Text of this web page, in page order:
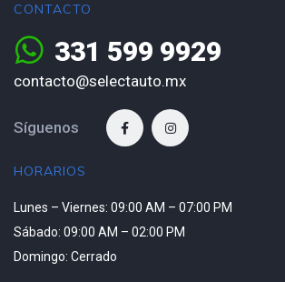
HORARIOS
Lunes – Viernes: 09:00 AM – 07:00 PM
Sábado: 09:00 AM – 02:00 PM
Domingo: Cerrado
CONTACTO
331 599 9929
contacto@selectauto.mx
Síguenos